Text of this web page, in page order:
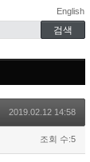
English
2019.02.12 14:58
조회 수:5